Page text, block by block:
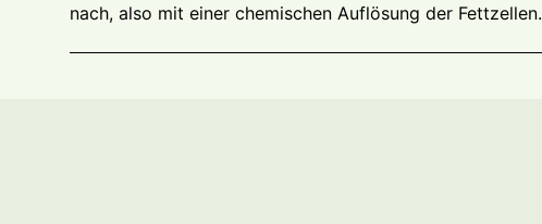
nach, also mit einer chemischen Auflösung der Fettzellen.